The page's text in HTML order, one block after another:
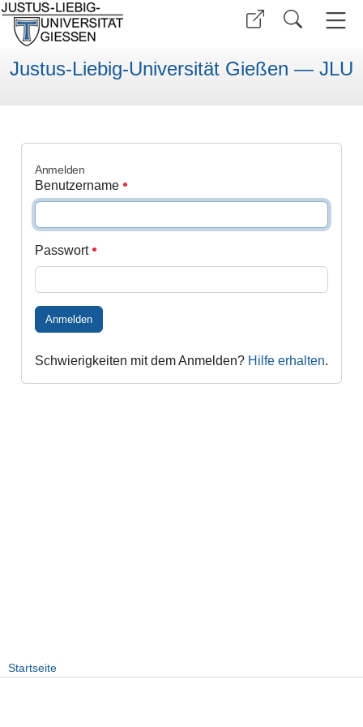
Justus-Liebig-Universität Gießen — JLU
Anmelden
Benutzername
Passwort
Anmelden
Schwierigkeiten mit dem Anmelden? Hilfe erhalten.
Startseite